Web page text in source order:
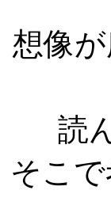
想像
読
そこ